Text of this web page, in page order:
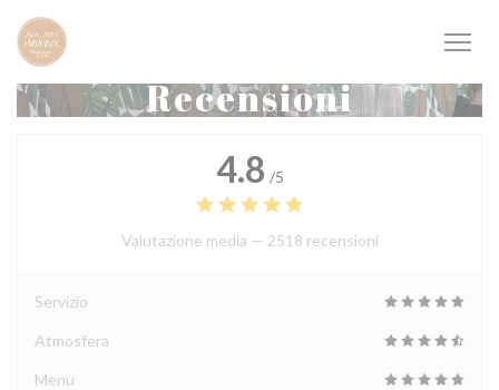
Personalizzazione delle tue scelte sui cookie
Recensioni
4.8 /5
Valutazione media — 2518 recensioni
Servizio
Atmosfera
Menu